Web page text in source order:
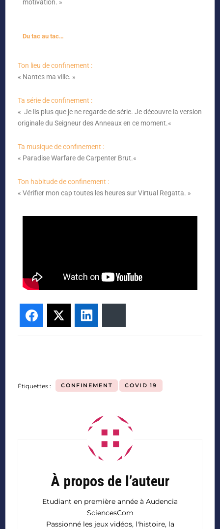
motivation. »
Du tac au tac…
Ton lieu de confinement :
« Nantes ma ville. »
Ta série de confinement :
« Je lis plus que je ne regarde de série. Je découvre la version
originale du Seigneur des Anneaux en ce moment.«
Ta musique de confinement :
« Paradise Warfare de Carpenter Brut.«
Ton habitude de confinement :
«Vérifier mon cap toutes les heures sur Virtual Regatta. »
Facebook
Twitter
Étiquettes : CONFINEMENT COVID 19
À propos de l’auteur
Etudiant en première année à Audencia
SciencesCom
Passionné les jeux vidéos, l'histoire, la